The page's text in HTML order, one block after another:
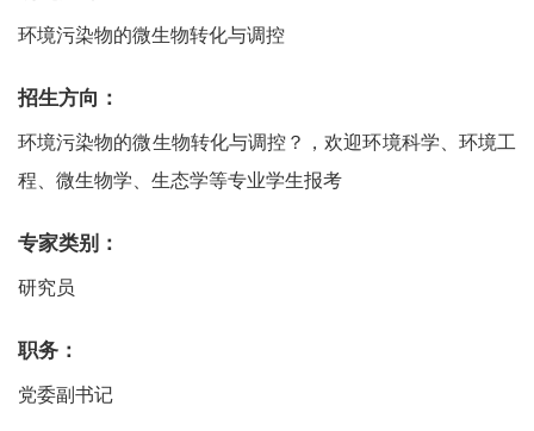
环境污染物的微生物转化与调控
招生方向：
环境污染物的微生物转化与调控？，欢迎环境科学、环境工
程、微生物学、生态学等专业学生报考
专家类别：
研究员
职务：
党委副书记